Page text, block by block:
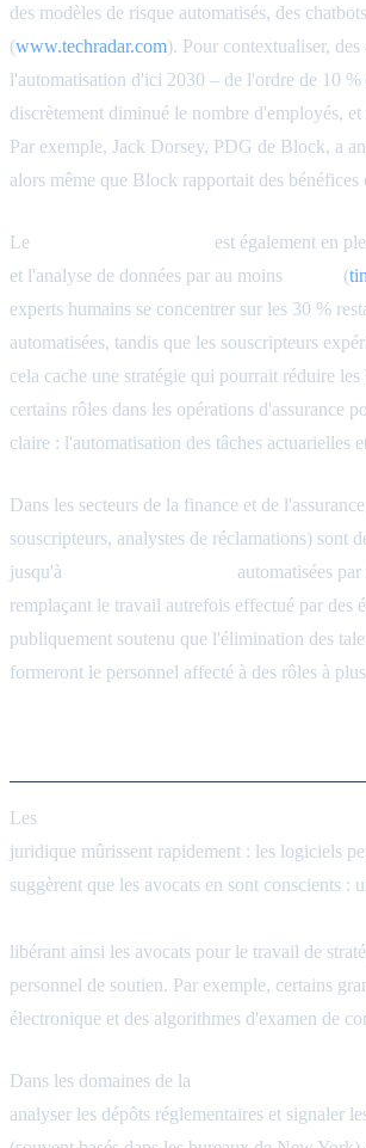
des modèles de risque automatisés, des
(www.techradar.com). Pour contextualiser,
l'automatisation d'ici 2030 – de l'ordre de 10
discrètement diminué le nombre d'employés,
Par exemple, Jack Dorsey, PDG de Block, a
alors même que Block rapportait des
Le
est également en
et l'analyse de données par au moins
(
experts humains se concentrer sur les 30 %
automatisées, tandis que les souscripteurs
cela cache une stratégie qui pourrait réduire
certains rôles dans les opérations d'assurance
claire : l'automatisation des tâches actuarielles
Dans les secteurs de la finance et de
souscripteurs, analystes de réclamations) sont
jusqu'à
automatisées
remplaçant le travail autrefois effectué par des
publiquement soutenu que l'élimination des
formeront le personnel affecté à des rôles à
Les
juridique mûrissent rapidement : les logiciels
suggèrent que les avocats en sont conscients :
libérant ainsi les avocats pour le travail de
personnel de soutien. Par exemple, certains
électronique et des algorithmes d'examen de
Dans les domaines de la
analyser les dépôts réglementaires et signaler